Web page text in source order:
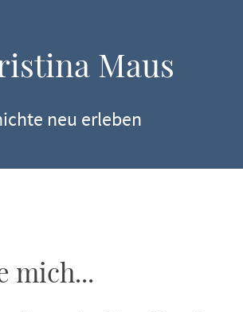
Maus
neu erleben
mich...